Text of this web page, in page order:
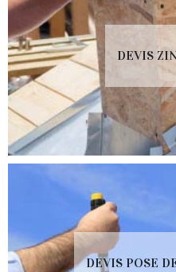
DEVIS
DEVIS POSE